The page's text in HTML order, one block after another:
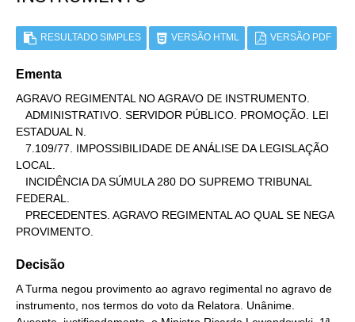
RESULTADO SIMPLES VERSÃO HTML VERSÃO PDF
Ementa
AGRAVO REGIMENTAL NO AGRAVO DE INSTRUMENTO.
ESTADUAL N.
LOCAL.
FEDERAL.
PROVIMENTO.
Decisão
A Turma negou provimento ao agravo regimental no agravo de
instrumento, nos termos do voto da Relatora. Unânime.